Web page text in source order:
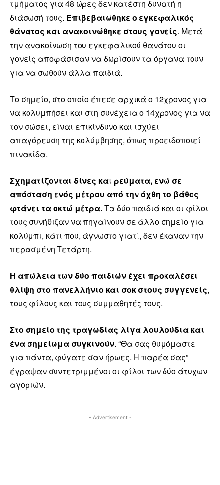
τμήματος για 48 ώρες δεν κατέστη δυνατή η
διάσωσή τους. Επιβεβαιώθηκε ο εγκεφαλικός
θάνατος και ανακοινώθηκε στους γονείς. Μετά
την ανακοίνωση του εγκεφαλικού θανάτου οι
γονείς αποφάσισαν να δωρίσουν τα όργανα τουν
για να σωθούν άλλα παιδιά.
Το σημείο, στο οποίο έπεσε αρχικά ο 12χρονος για
να κολυμπήσει και στη συνέχεια ο 14χρονος για να
τον σώσει, είναι επικίνδυνο και ισχύει
απαγόρευση της κολύμβησης, όπως προειδοποιεί
πινακίδα.
Σχηματίζονται δίνες και ρεύματα, ενώ σε
απόσταση ενός μέτρου από την όχθη το βάθος
φτάνει τα οκτώ μέτρα.Τα δύο παιδιά και οι φίλοι
τους συνήθιζαν να πηγαίνουν σε άλλο σημείο για
κολύμπι, κάτι που, άγνωστο γιατί, δεν έκαναν την
περασμένη Τετάρτη.
Η απώλεια των δύο παιδιών έχει προκαλέσει
θλίψη στο πανελλήνιο και σοκ στους συγγενείς,
τους φίλους και τους συμμαθητές τους.
Στο σημείο της τραγωδίας λίγα λουλούδια και
ένα σημείωμα συγκινούν. “Θα σας θυμόμαστε
για πάντα, φύγατε σαν ήρωες. Η παρέα σας”
έγραψαν συντετριμμένοι οι φίλοι των δύο άτυχων
αγοριών.
- Advertisement -